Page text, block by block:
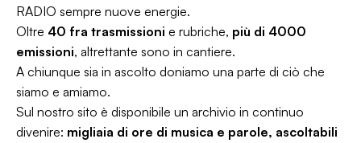
RADIO sempre nuove energie.
Oltre 40 fra trasmissioni e rubriche, più di 4000
emissioni, altrettante sono in cantiere.
A chiunque sia in ascolto doniamo una parte di ciò che
siamo e amiamo.
Sul nostro sito è disponibile un archivio in continuo
divenire: migliaia di ore di musica e parole, ascoltabili